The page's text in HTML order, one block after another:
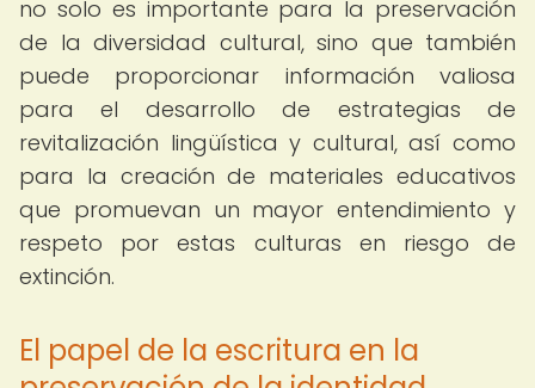
no solo es importante para la preservación
de la diversidad cultural, sino que también
puede proporcionar información valiosa
para el desarrollo de estrategias de
revitalización lingüística y cultural, así como
para la creación de materiales educativos
que promuevan un mayor entendimiento y
respeto por estas culturas en riesgo de
extinción.
El papel de la escritura en la